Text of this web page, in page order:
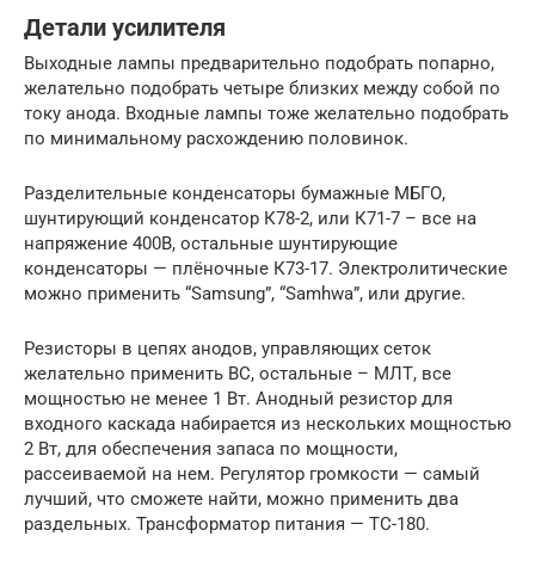
Детали усилителя
Выходные лампы предварительно подобрать попарно,
желательно подобрать четыре близких между собой по
току анода. Входные лампы тоже желательно подобрать
по минимальному расхождению половинок.
Разделительные конденсаторы бумажные МБГО,
шунтирующий конденсатор К78-2, или К71-7 – все на
напряжение 400В, остальные шунтирующие
конденсаторы — плёночные К73-17. Электролитические
можно применить “Samsung”, “Samhwa”, или другие.
Резисторы в цепях анодов, управляющих сеток
желательно применить ВС, остальные – МЛТ, все
мощностью не менее 1 Вт. Анодный резистор для
входного каскада набирается из нескольких мощностью
2 Вт, для обеспечения запаса по мощности,
рассеиваемой на нем. Регулятор громкости — самый
лучший, что сможете найти, можно применить два
раздельных. Трансформатор питания — ТС-180.